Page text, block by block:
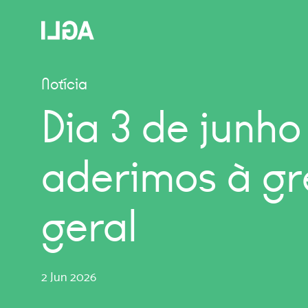
Notícia
Dia 3 de junho
aderimos à
geral
2 Jun 2026